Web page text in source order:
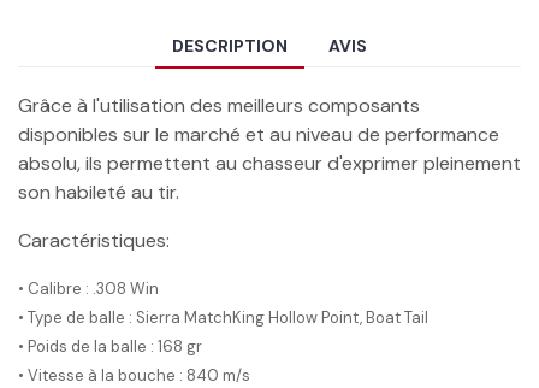
DESCRIPTION AVIS
Grâce à l'utilisation des meilleurs composants
disponibles sur le marché et au niveau de performance
absolu, ils permettent au chasseur d'exprimer pleinement
son habileté au tir.
Caractéristiques:
• Calibre : .308 Win
• Type de balle : Sierra MatchKing Hollow Point, Boat Tail
• Poids de la balle : 168 gr
• Vitesse à la bouche : 840 m/s